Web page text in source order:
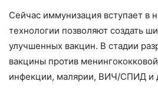
Сейчас иммунизация вступает в
технологии позволяют создать
улучшенных вакцин. В стадии
вакцины против
инфекции, малярии, ВИЧ/СПИД и